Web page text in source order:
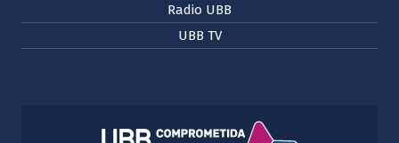
Radio UBB
UBB TV